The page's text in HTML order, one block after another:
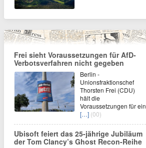
Frei sieht Voraussetzungen für AfD-
Verbotsverfahren nicht gegeben
Berlin -
Unionsfraktionschef
Thorsten Frei (CDU)
hält die
Voraussetzungen für ein
[…] (00)
Ubisoft feiert das 25-jährige Jubiläum
der Tom Clancy’s Ghost Recon-Reihe